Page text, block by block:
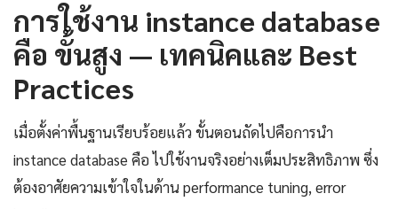
การใช้งาน instance database
คือ ขั้นสูง — เทคนิคและ Best
Practices
เมื่อตั้งค่าพื้นฐานเรียบร้อยแล้ว ขั้นตอนถัดไปคือการนำ
instance database คือ ไปใช้งานจริงอย่างเต็มประสิทธิภาพ ซึ่ง
ต้องอาศัยความเข้าใจในด้าน performance tuning, error